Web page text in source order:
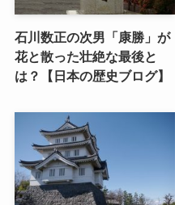
石川数正の次男「康勝」が
花と散った壮絶な最後と
は？【日本の歴史ブログ】